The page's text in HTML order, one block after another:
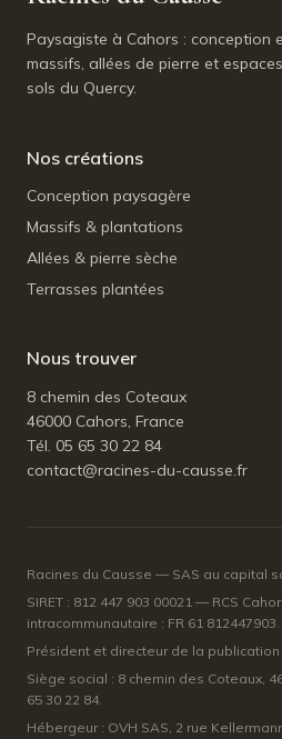
Paysagiste à Cahors : conception
massifs, allées de pierre et
sols du Quercy.
Nos créations
Conception paysagère
Massifs & plantations
Allées & pierre sèche
Terrasses plantées
Nous trouver
8 chemin des Coteaux
46000 Cahors, France
Tél. 05 65 30 22 84
contact@racines-du-causse.fr
Racines du Causse — SAS au capital
SIRET : 812 447 903 00021 — RCS
intracommunautaire : FR 61 812447903.
Président et directeur de la publication
Siège social : 8 chemin des Coteaux,
65 30 22 84.
Hébergeur : OVH SAS, 2 rue